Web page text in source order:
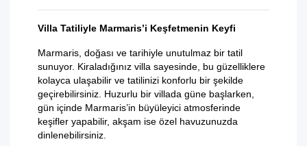
Villa Tatiliyle Marmaris’i Keşfetmenin Keyfi
Marmaris, doğası ve tarihiyle unutulmaz bir tatil
sunuyor. Kiraladığınız villa sayesinde, bu güzelliklere
kolayca ulaşabilir ve tatilinizi konforlu bir şekilde
geçirebilirsiniz. Huzurlu bir villada güne başlarken,
gün içinde Marmaris’in büyüleyici atmosferinde
keşifler yapabilir, akşam ise özel havuzunuzda
dinlenebilirsiniz.